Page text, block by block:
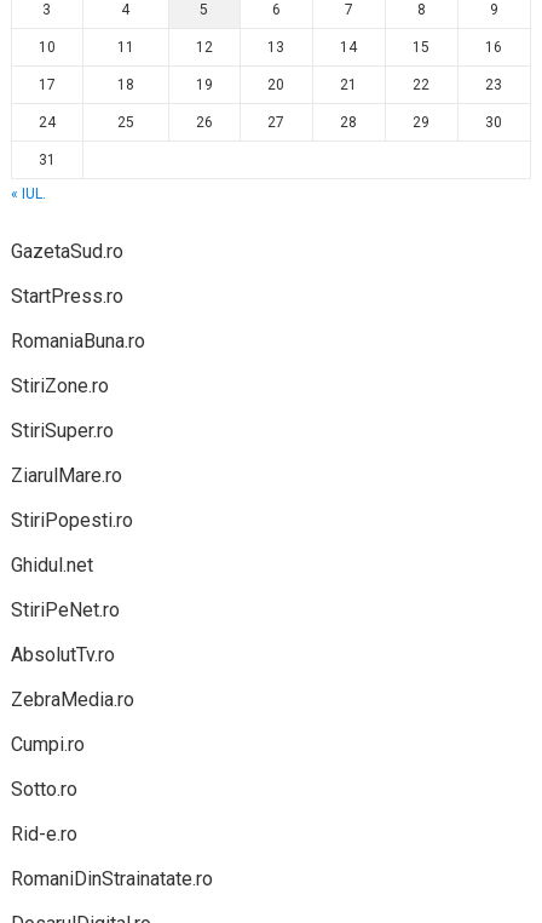
3 4 5 6 7 8 9
10 11 12 13 14 15 16
17 18 19 20 21 22 23
24 25 26 27 28 29 30
31
« IUL.
GazetaSud.ro
StartPress.ro
RomaniaBuna.ro
StiriZone.ro
StiriSuper.ro
ZiarulMare.ro
StiriPopesti.ro
Ghidul.net
StiriPeNet.ro
AbsolutTv.ro
ZebraMedia.ro
Cumpi.ro
Sotto.ro
Rid-e.ro
RomaniDinStrainatate.ro